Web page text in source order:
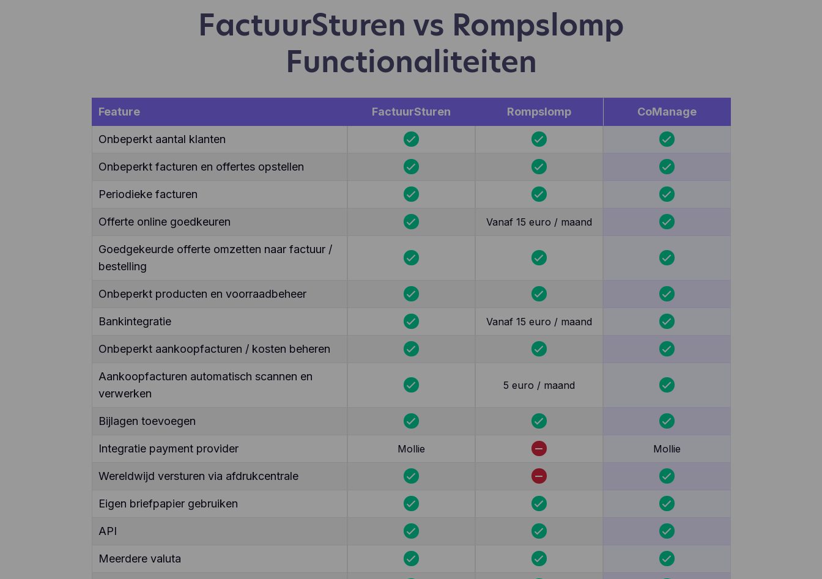
FactuurSturen vs Rompslomp
Functionaliteiten
Feature FactuurSturen Rompslomp CoManage
Onbeperkt aantal klanten
Onbeperkt facturen en offertes opstellen
Periodieke facturen
Offerte online goedkeuren Vanaf 15 euro / maand
Goedgekeurde offerte omzetten naar factuur /
bestelling
Onbeperkt producten en voorraadbeheer
Bankintegratie Vanaf 15 euro / maand
Onbeperkt aankoopfacturen / kosten beheren
Aankoopfacturen automatisch scannen en
verwerken
5 euro / maand
Bijlagen toevoegen
Integratie payment provider Mollie Mollie
Wereldwijd versturen via afdrukcentrale
Eigen briefpapier gebruiken
API
Meerdere valuta